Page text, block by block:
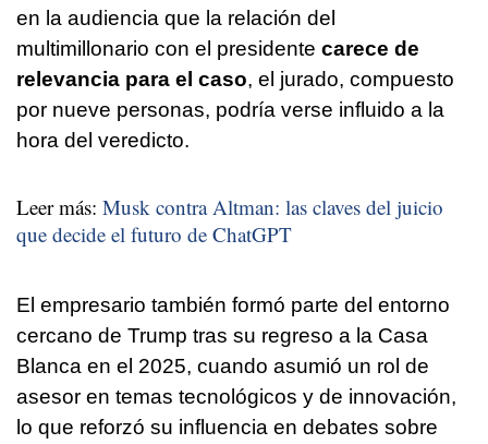
en la audiencia que la relación del
multimillonario con el presidente carece de
relevancia para el caso, el jurado, compuesto
por nueve personas, podría verse influido a la
hora del veredicto.
Leer más: Musk contra Altman: las claves del juicio
que decide el futuro de ChatGPT
El empresario también formó parte del entorno
cercano de Trump tras su regreso a la Casa
Blanca en el 2025, cuando asumió un rol de
asesor en temas tecnológicos y de innovación,
lo que reforzó su influencia en debates sobre